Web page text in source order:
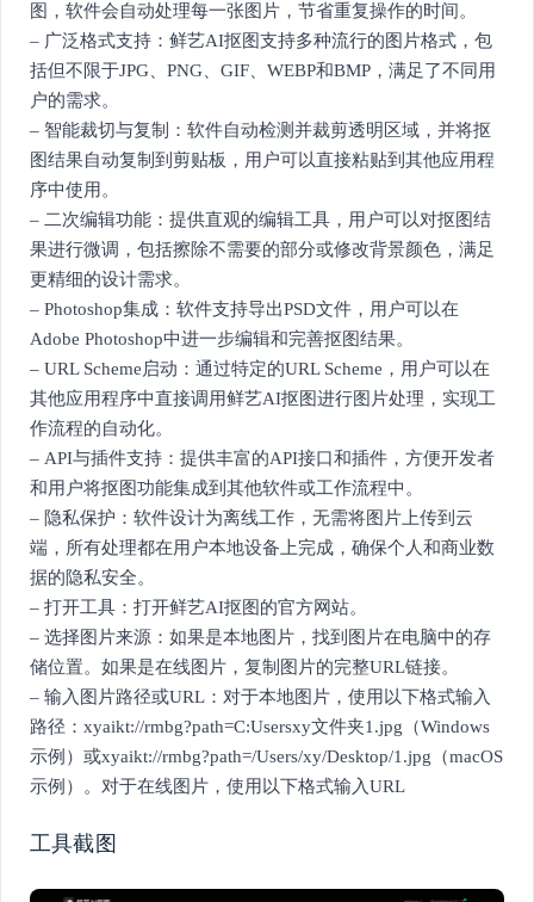
图，软件会自动处理每一张图片，节省重复操作的时间。
– 广泛格式支持：鲜艺AI抠图支持多种流行的图片格式，包
括但不限于JPG、PNG、GIF、WEBP和BMP，满足了不同用
户的需求。
– 智能裁切与复制：软件自动检测并裁剪透明区域，并将抠
图结果自动复制到剪贴板，用户可以直接粘贴到其他应用程
序中使用。
– 二次编辑功能：提供直观的编辑工具，用户可以对抠图结
果进行微调，包括擦除不需要的部分或修改背景颜色，满足
更精细的设计需求。
– Photoshop集成：软件支持导出PSD文件，用户可以在
Adobe Photoshop中进一步编辑和完善抠图结果。
– URL Scheme启动：通过特定的URL Scheme，用户可以在
其他应用程序中直接调用鲜艺AI抠图进行图片处理，实现工
作流程的自动化。
– API与插件支持：提供丰富的API接口和插件，方便开发者
和用户将抠图功能集成到其他软件或工作流程中。
– 隐私保护：软件设计为离线工作，无需将图片上传到云
端，所有处理都在用户本地设备上完成，确保个人和商业数
据的隐私安全。
– 打开工具：打开鲜艺AI抠图的官方网站。
– 选择图片来源：如果是本地图片，找到图片在电脑中的存
储位置。如果是在线图片，复制图片的完整URL链接。
– 输入图片路径或URL：对于本地图片，使用以下格式输入
路径：xyaikt://rmbg?path=C:Usersxy文件夹1.jpg（Windows
示例）或xyaikt://rmbg?path=/Users/xy/Desktop/1.jpg（macOS
示例）。对于在线图片，使用以下格式输入URL
工具截图